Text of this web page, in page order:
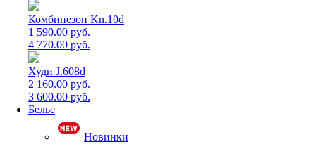
Комбинезон Kn.10d
1 590.00 руб.
4 770.00 руб.
Худи J.608d
2 160.00 руб.
3 600.00 руб.
Белье
Новинки